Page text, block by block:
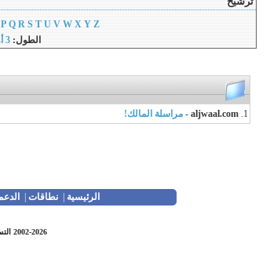
P Q R S T U V W X Y Z
الطول: 3 أو أقل
1.
aljwaal.com
- مراسلة المالك!
الرئيسية نطاقات
2002-2026 التسجيل العربي - حقوق الطبع محفوظة ©